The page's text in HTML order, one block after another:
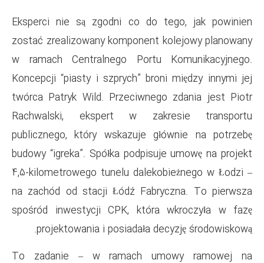
Eksperci nie są zgodni co
zostać zrealizowany
w ramach Centralnego
Koncepcji “piasty i szprych”
twórca Patryk Wild.
Rachwalski, ekspert w
publicznego, który wskazuje
budowy “igreka”. Spółka
4,5-kilometrowego tunelu
na zachód od stacji Łódź
spośród inwestycji CPK,
projektowania i posiadała
To zadanie – w ramach